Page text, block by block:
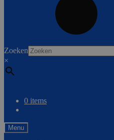
Zoeken
×
0 items
Menu